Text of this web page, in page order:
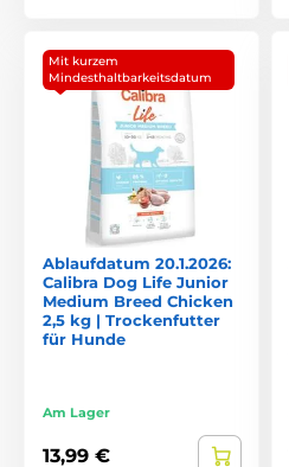
Mit kurzem
Mindesthaltbarkeitsdatum
Ablaufdatum 20.1.2026:
Calibra Dog Life Junior
Medium Breed Chicken
2,5 kg | Trockenfutter
für Hunde
Am Lager
13,99 €